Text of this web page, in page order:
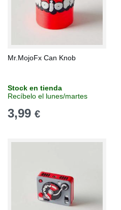
Mr.MojoFx Can Knob
Stock en tienda
Recíbelo el lunes/martes
3,99 €